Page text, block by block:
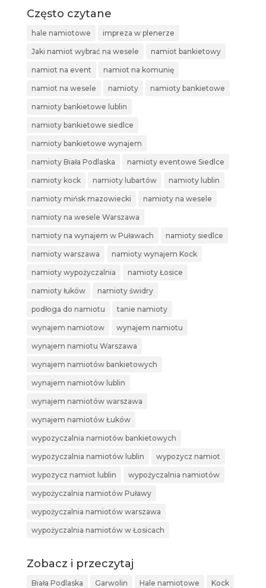
Często czytane
hale namiotowe impreza w plenerze
Jaki namiot wybrać na wesele namiot bankietowy
namiot na event namiot na komunię
namiot na wesele namioty namioty bankietowe
namioty bankietowe lublin
namioty bankietowe siedlce
namioty bankietowe wynajem
namioty Biała Podlaska namioty eventowe Siedlce
namioty kock namioty lubartów namioty lublin
namioty mińsk mazowiecki namioty na wesele
namioty na wesele Warszawa
namioty na wynajem w Puławach namioty siedlce
namioty warszawa namioty wynajem Kock
namioty wypożyczalnia namioty Łosice
namioty łuków namioty świdry
podłoga do namiotu tanie namioty
wynajem namiotow wynajem namiotu
wynajem namiotu Warszawa
wynajem namiotów bankietowych
wynajem namiotów lublin
wynajem namiotów warszawa
wynajem namiotów Łuków
wypozyczalnia namiotów bankietowych
wypozyczalnia namiotów lublin wypozycz namiot
wypozycz namiot lublin wypożyczalnia namiotów
wypożyczalnia namiotów Puławy
wypożyczalnia namiotów warszawa
wypożyczalnia namiotów w Łosicach
Zobacz i przeczytaj
Biała Podlaska Garwolin Hale namiotowe Kock